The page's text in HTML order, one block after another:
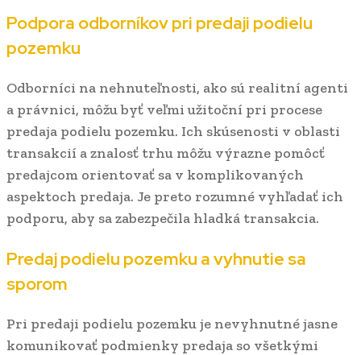
Podpora odborníkov pri predaji podielu
pozemku
Odborníci na nehnuteľnosti, ako sú realitní agenti
a právnici, môžu byť veľmi užitoční pri procese
predaja podielu pozemku. Ich skúsenosti v oblasti
transakcií a znalosť trhu môžu výrazne pomôcť
predajcom orientovať sa v komplikovaných
aspektoch predaja. Je preto rozumné vyhľadať ich
podporu, aby sa zabezpečila hladká transakcia.
Predaj podielu pozemku a vyhnutie sa
sporom
Pri predaji podielu pozemku je nevyhnutné jasne
komunikovať podmienky predaja so všetkými